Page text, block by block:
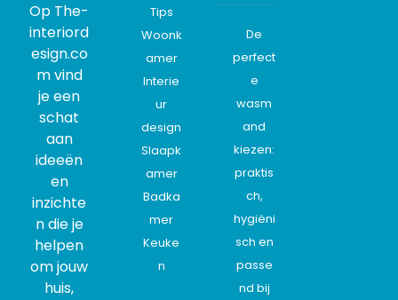
Op The-
interiord
esign.co
m vind
je een
schat
aan
ideeën
en
inzichte
n die je
helpen
om jouw
huis,
Tips
Woonk
amer
Interie
ur
design
Slaapk
amer
Badka
mer
Keuke
n
De
perfect
e
wasm
and
kiezen:
praktis
ch,
hygiëni
sch en
passe
nd bij